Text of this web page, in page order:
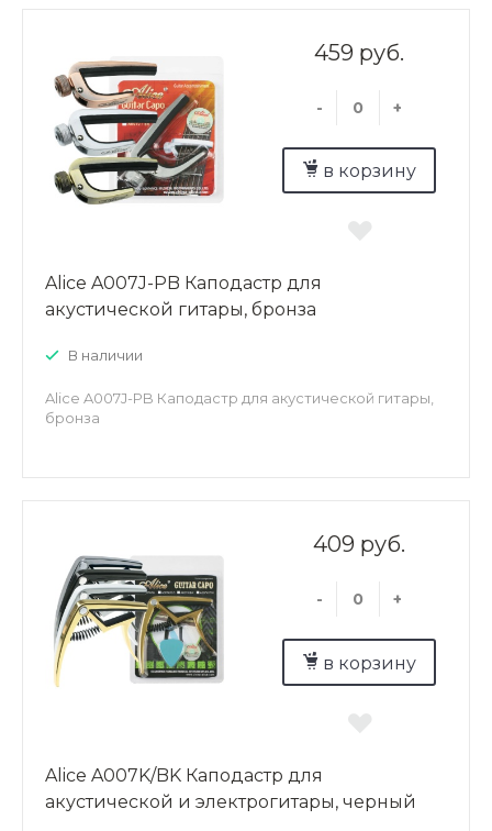
459 руб.
- +
в корзину
Alice A007J-PB Каподастр для
акустической гитары, бронза
В наличии
Alice A007J-PB Каподастр для акустической гитары,
бронза
409 руб.
- +
в корзину
Alice A007K/BK Каподастр для
акустической и электрогитары, черный